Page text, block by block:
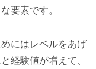
要素です。
にはレベルをあげ
経験値が増えて、